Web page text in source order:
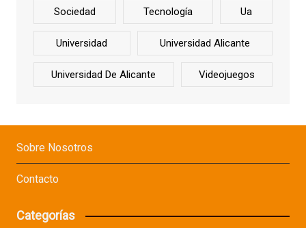
Sociedad Tecnología Ua
Universidad Universidad Alicante
Universidad De Alicante Videojuegos
Sobre Nosotros
Contacto
Categorías